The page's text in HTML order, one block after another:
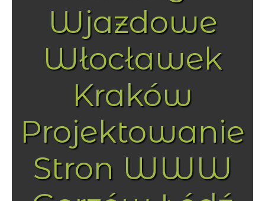
Wjazdowe
Włocławek
Kraków
Projektowanie
Stron WWW